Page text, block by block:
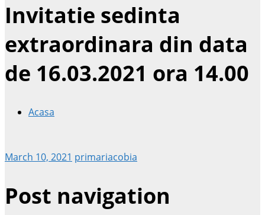
Invitatie sedinta
extraordinara din data
de 16.03.2021 ora 14.00
Acasa
March 10, 2021 primariacobia
Post navigation